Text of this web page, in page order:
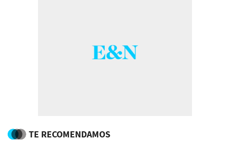
TE RECOMENDAMOS